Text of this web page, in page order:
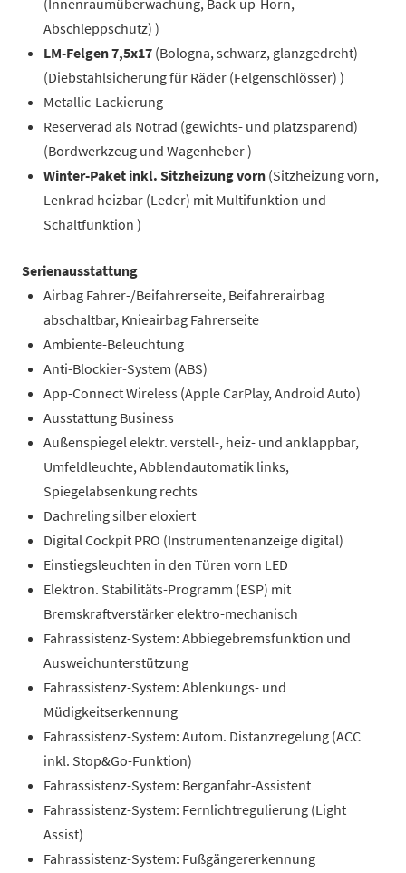
(Innenraumüberwachung, Back-up-Horn,
Abschleppschutz) )
LM-Felgen 7,5x17 (Bologna, schwarz, glanzgedreht)
(Diebstahlsicherung für Räder (Felgenschlösser) )
Metallic-Lackierung
Reserverad als Notrad (gewichts- und platzsparend)
(Bordwerkzeug und Wagenheber )
Winter-Paket inkl. Sitzheizung vorn (Sitzheizung vorn,
Lenkrad heizbar (Leder) mit Multifunktion und
Schaltfunktion )
Serienausstattung
Airbag Fahrer-/Beifahrerseite, Beifahrerairbag
abschaltbar, Knieairbag Fahrerseite
Ambiente-Beleuchtung
Anti-Blockier-System (ABS)
App-Connect Wireless (Apple CarPlay, Android Auto)
Ausstattung Business
Außenspiegel elektr. verstell-, heiz- und anklappbar,
Umfeldleuchte, Abblendautomatik links,
Spiegelabsenkung rechts
Dachreling silber eloxiert
Digital Cockpit PRO (Instrumentenanzeige digital)
Einstiegsleuchten in den Türen vorn LED
Elektron. Stabilitäts-Programm (ESP) mit
Bremskraftverstärker elektro-mechanisch
Fahrassistenz-System: Abbiegebremsfunktion und
Ausweichunterstützung
Fahrassistenz-System: Ablenkungs- und
Müdigkeitserkennung
Fahrassistenz-System: Autom. Distanzregelung (ACC
inkl. Stop&Go-Funktion)
Fahrassistenz-System: Berganfahr-Assistent
Fahrassistenz-System: Fernlichtregulierung (Light
Assist)
Fahrassistenz-System: Fußgängererkennung